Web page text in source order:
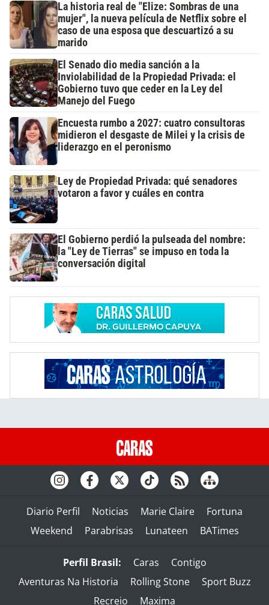
La historia real de "Elize: Sombras de una
mujer", la nueva película de Netflix sobre el
caso de una esposa que descuartizó a su
marido
El Senado dio media sanción a la
Inviolabilidad de la Propiedad Privada: el
Gobierno tuvo que ceder en la Ley del
Manejo del Fuego
Encuesta rumbo a 2027: cuatro consultoras
midieron el desgaste de Milei y la crisis de
liderazgo en el peronismo
Ley de Propiedad Privada: qué senadores
votaron a favor y cuáles en contra
El Gobierno perdió la pulseada del nombre:
la "Ley de Tierras" se impuso en toda la
conversación digital
Diario Perfil Noticias Marie Claire
Fortuna
Weekend
Parabrisas Lunateen BATimes
Perfil Brasil: Caras
Contigo
Aventuras Na Historia
Rolling Stone
Sport Buzz
Recreio
Maxima